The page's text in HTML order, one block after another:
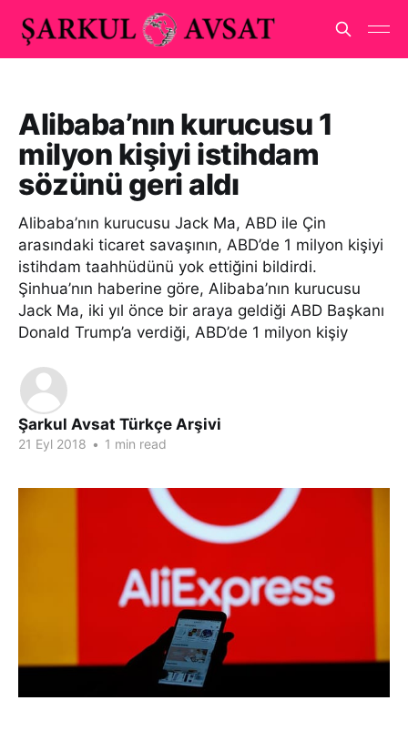
Alibaba’nın kurucusu 1
milyon kişiyi istihdam
sözünü geri aldı
Alibaba’nın kurucusu Jack Ma, ABD ile Çin
arasındaki ticaret savaşının, ABD’de 1 milyon kişiyi
istihdam taahhüdünü yok ettiğini bildirdi.
Şinhua’nın haberine göre, Alibaba’nın kurucusu
Jack Ma, iki yıl önce bir araya geldiği ABD Başkanı
Donald Trump’a verdiği, ABD’de 1 milyon kişiy
Şarkul Avsat Türkçe Arşivi
21 Eyl 2018 • 1 min read